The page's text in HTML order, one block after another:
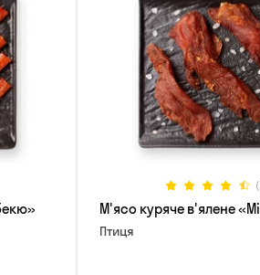
М'ясо куряче в'ялене
Птиця